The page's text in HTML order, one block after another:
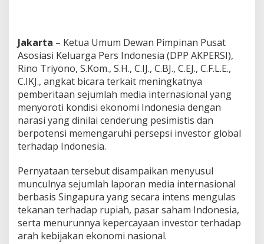
D
O
N
E
S
A
,
K
E
T
U
U
M
U
M
D
P
P
Jakarta – Ketua Umum Dewan Pimpinan Pusat
Asosiasi Keluarga Pers Indonesia (DPP AKPERSI),
Rino Triyono, S.Kom., S.H., C.IJ., C.BJ., C.EJ., C.F.L.E.,
C.IKJ., angkat bicara terkait meningkatnya
pemberitaan sejumlah media internasional yang
menyoroti kondisi ekonomi Indonesia dengan
narasi yang dinilai cenderung pesimistis dan
berpotensi memengaruhi persepsi investor global
terhadap Indonesia.
Pernyataan tersebut disampaikan menyusul
munculnya sejumlah laporan media internasional
berbasis Singapura yang secara intens mengulas
tekanan terhadap rupiah, pasar saham Indonesia,
serta menurunnya kepercayaan investor terhadap
arah kebijakan ekonomi nasional.